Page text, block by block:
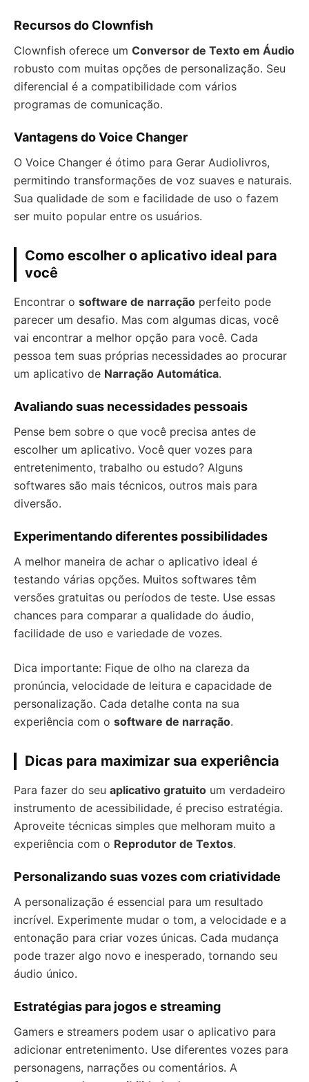
Recursos do Clownfish
Clownfish oferece um Conversor de Texto em Áudio
robusto com muitas opções de personalização. Seu
diferencial é a compatibilidade com vários
programas de comunicação.
Vantagens do Voice Changer
O Voice Changer é ótimo para Gerar Audiolivros,
permitindo transformações de voz suaves e naturais.
Sua qualidade de som e facilidade de uso o fazem
ser muito popular entre os usuários.
Como escolher o aplicativo ideal para
você
Encontrar o software de narração perfeito pode
parecer um desafio. Mas com algumas dicas, você
vai encontrar a melhor opção para você. Cada
pessoa tem suas próprias necessidades ao procurar
um aplicativo de Narração Automática.
Avaliando suas necessidades pessoais
Pense bem sobre o que você precisa antes de
escolher um aplicativo. Você quer vozes para
entretenimento, trabalho ou estudo? Alguns
softwares são mais técnicos, outros mais para
diversão.
Experimentando diferentes possibilidades
A melhor maneira de achar o aplicativo ideal é
testando várias opções. Muitos softwares têm
versões gratuitas ou períodos de teste. Use essas
chances para comparar a qualidade do áudio,
facilidade de uso e variedade de vozes.
Dica importante: Fique de olho na clareza da
pronúncia, velocidade de leitura e capacidade de
personalização. Cada detalhe conta na sua
experiência com o software de narração.
Dicas para maximizar sua experiência
Para fazer do seu aplicativo gratuito um verdadeiro
instrumento de acessibilidade, é preciso estratégia.
Aproveite técnicas simples que melhoram muito a
experiência com o Reprodutor de Textos.
Personalizando suas vozes com criatividade
A personalização é essencial para um resultado
incrível. Experimente mudar o tom, a velocidade e a
entonação para criar vozes únicas. Cada mudança
pode trazer algo novo e inesperado, tornando seu
áudio único.
Estratégias para jogos e streaming
Gamers e streamers podem usar o aplicativo para
adicionar entretenimento. Use diferentes vozes para
personagens, narrações ou comentários. A